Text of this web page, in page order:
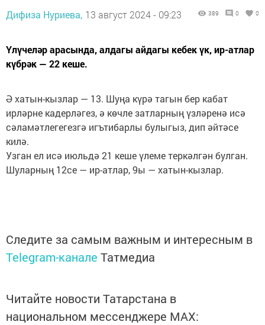
Дифиза Нуриева, 13 август 2024 - 09:23 389 0 0
Үлүчеләр арасында, алдагы айдагы кебек үк, ир-атлар
күбрәк — 22 кеше.
Ә хатын-кызлар — 13. Шуңа күрә тагын бер кабат
ирләрне кадерләгез, ә көчле затларның үзләренә исә
сәламәтлегегезгә игътибарлы булыгыз, дип әйтәсе
килә.
Узган ел исә июльдә 21 кеше үлеме теркәлгән булган.
Шуларның 12се — ир-атлар, 9ы — хатын-кызлар.
Следите за самым важным и интересным в
Telegram-канале Татмедиа
Читайте новости Татарстана в
национальном мессенджере MАХ: